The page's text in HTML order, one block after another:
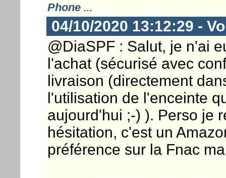
Phone...
04/10/2020 13:12:29 -
@DiaSPF : Salut, je n'ai
l'achat (sécurisé avec
livraison (directement
l'utilisation de l'enceinte
aujourd'hui ;-) ). Perso je
hésitation, c'est un
préférence sur la Fnac